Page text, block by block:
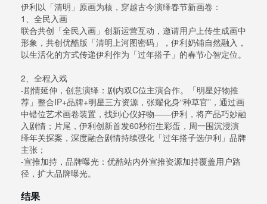
伊利以「清明」原画为核，穿越古今演绎春节新画卷：
1、全民入画
联合共创「全民入画」创新运营互动，邀请用户上传生成画中
形象，共创优酷版「清明上河图密码」，伊利奶铺自然融入，
以生活化的方式传递伊利作为「过年搭子」的春节心智定位。
2、全程入戏
-剧情延伸，创意演绎：剧内双C位主演合作。「明星好物推
荐」整合IP+品牌+明星三方资源，张耀化身“种草官”，通过画
中错位艺术画卷装置，找到心仪好物——伊利，将产品巧妙融
入剧情；片尾，伊利创新首发60秒衍生彩蛋，周一围沉浸演
绎年关探案，深度融合剧情持续强化「过年搭子选伊利」品牌
主张；
-宣推加持，品牌曝光：优酷站内外宣推资源加持覆盖用户路
径，扩大品牌曝光。
结果